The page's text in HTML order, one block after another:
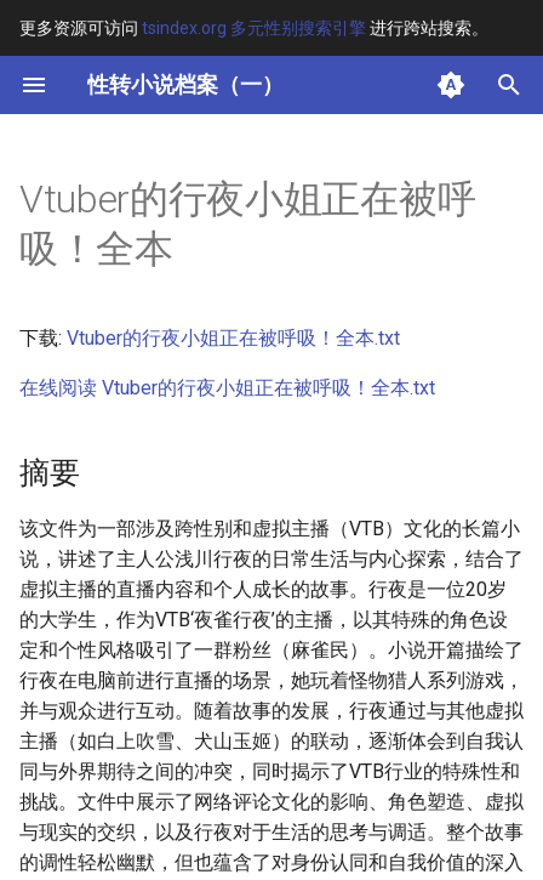
更多资源可访问 tsindex.org 多元性别搜索引擎进行跨站搜索。
性转小说档案（一）
键
开
始
索
其他信息 [Processed Page
Metadata]
Vtuber的行夜小姐正在被呼
吸！全本
下载: Vtuber的行夜小姐正在被呼吸！全本.txt
在线阅读 Vtuber的行夜小姐正在被呼吸！全本.txt
摘要
该文件为一部涉及跨性别和虚拟主播（VTB）文化的长篇小
说，讲述了主人公浅川行夜的日常生活与内心探索，结合了
虚拟主播的直播内容和个人成长的故事。行夜是一位20岁
的大学生，作为VTB‘夜雀行夜’的主播，以其特殊的角色设
定和个性风格吸引了一群粉丝（麻雀民）。小说开篇描绘了
行夜在电脑前进行直播的场景，她玩着怪物猎人系列游戏，
并与观众进行互动。随着故事的发展，行夜通过与其他虚拟
主播（如白上吹雪、犬山玉姬）的联动，逐渐体会到自我认
同与外界期待之间的冲突，同时揭示了VTB行业的特殊性和
挑战。文件中展示了网络评论文化的影响、角色塑造、虚拟
与现实的交织，以及行夜对于生活的思考与调适。整个故事
的调性轻松幽默，但也蕴含了对身份认同和自我价值的深入